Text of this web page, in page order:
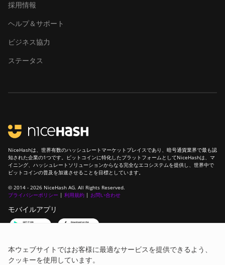
採用情報
ヘルプ＆サポート
ビジネス協力
ステータス
NiceHashは、世界有数のハッシュレートマーケットプレイスであり、暗号通貨業界で最も認
知された企業の1つです。ビットコインに特化したプラットフォームとしてNiceHashは、マ
イニング、ハッシュレートソリューションからなる完全なエコシステムを提供し、世界中で
ビットコインの普及を加速させることを目標としています。
© 2014 - 2026 NiceHash AG. All Rights Reserved.
プライバシーポリシー | 利用規約 | お問い合わせ
モバイルアプリ
本ウェブサイトではお客様に最適なサービスを提供できるよう、
クッキーを使用しています。